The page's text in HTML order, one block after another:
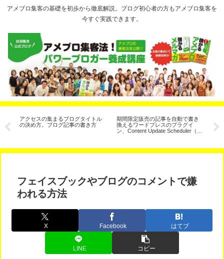
アメブロ集客の基礎を初歩から徹底解説。ブログ初心者の方もアメブロ集客を
今すぐ実践できます。
アクセスの集まるブログタイトル
の決め方。ブログ記事の書き方
期間限定販売の記事を自動で書き
換えるワードプレスのプラグイ
ン、Content Update Scheduler（コ
は？
フェイスブックやブログのコメントで嫌
われる方法
X Facebook はてブ
LINE コピー